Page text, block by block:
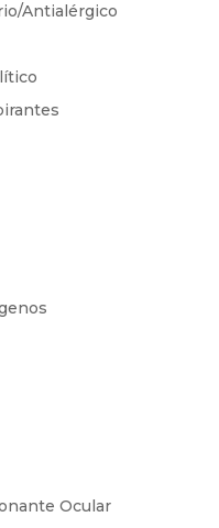
Antialérgico
Ocular